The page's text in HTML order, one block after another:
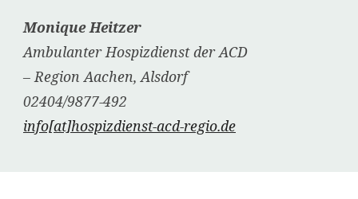
Monique Heitzer
Ambulanter Hospizdienst der ACD
– Region Aachen, Alsdorf
02404/9877-492
info[at]hospizdienst-acd-regio.de